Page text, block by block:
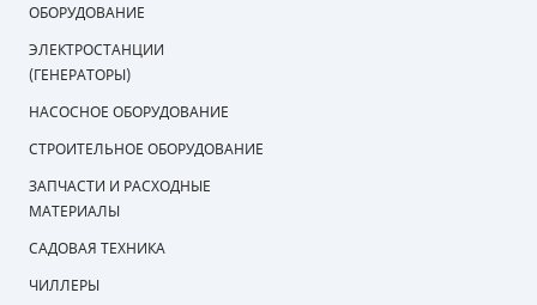
ОБОРУДОВАНИЕ
ЭЛЕКТРОСТАНЦИИ
(ГЕНЕРАТОРЫ)
НАСОСНОЕ ОБОРУДОВАНИЕ
СТРОИТЕЛЬНОЕ ОБОРУДОВАНИЕ
ЗАПЧАСТИ И РАСХОДНЫЕ
МАТЕРИАЛЫ
САДОВАЯ ТЕХНИКА
ЧИЛЛЕРЫ